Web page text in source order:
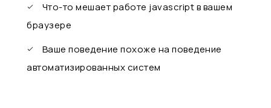
Что-то мешает работе javascript в вашем
браузере
Ваше поведение похоже на поведение
автоматизированных систем